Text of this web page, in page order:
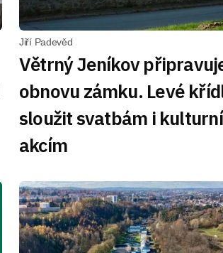
Jiří Padevěd
Větrný Jeníkov
obnovu zámku. Levé
sloužit svatbám i
akcím